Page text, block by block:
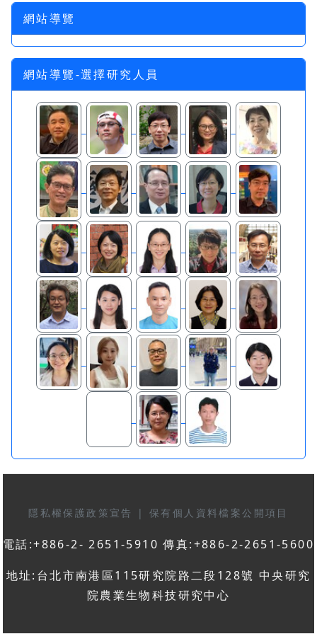
網站導覽
網站導覽-選擇研究人員
隱私權保護政策宣告 | 保有個人資料檔案公開項目
電話:+886-2- 2651-5910 傳真:+886-2-2651-5600
地址:台北市南港區115研究院路二段128號 中央研究
院農業生物科技研究中心